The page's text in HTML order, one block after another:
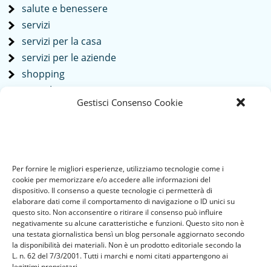
Gestisci Consenso Cookie
Per fornire le migliori esperienze, utilizziamo tecnologie come i
cookie per memorizzare e/o accedere alle informazioni del
dispositivo. Il consenso a queste tecnologie ci permetterà di
elaborare dati come il comportamento di navigazione o ID unici su
questo sito. Non acconsentire o ritirare il consenso può influire
negativamente su alcune caratteristiche e funzioni. Questo sito non è
una testata giornalistica bensì un blog personale aggiornato secondo
la disponibilità dei materiali. Non è un prodotto editoriale secondo la
L. n. 62 del 7/3/2001. Tutti i marchi e nomi citati appartengono ai
salute e benessere
servizi
servizi per la casa
servizi per le aziende
shopping
società
Uncategorized
viaggi
web
web marketing
wedding